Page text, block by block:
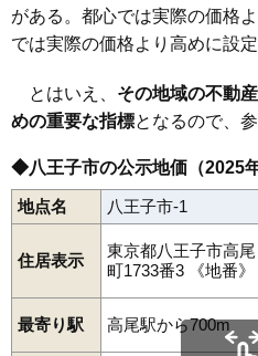
がある。都心では実際の価格
では実際の価格より高めに設定
とはいえ、 その地域の不動
めの重要な指標となるので、
◆八王子市の公示地価（2025年
地点名 八王子市-1
住居表示
東京都八王子市高尾
町1733番3 《地番》
最寄り駅 高尾駅から700m